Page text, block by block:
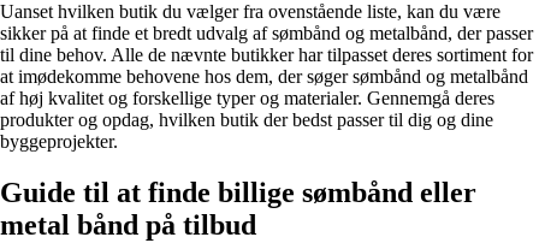
Uanset hvilken butik du vælger fra ovenstående liste, kan du være
sikker på at finde et bredt udvalg af sømbånd og metalbånd, der passer
til dine behov. Alle de nævnte butikker har tilpasset deres sortiment for
at imødekomme behovene hos dem, der søger sømbånd og metalbånd
af høj kvalitet og forskellige typer og materialer. Gennemgå deres
produkter og opdag, hvilken butik der bedst passer til dig og dine
byggeprojekter.
Guide til at finde billige sømbånd eller
metal bånd på tilbud